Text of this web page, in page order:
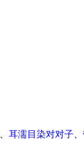
耳濡目染对对子